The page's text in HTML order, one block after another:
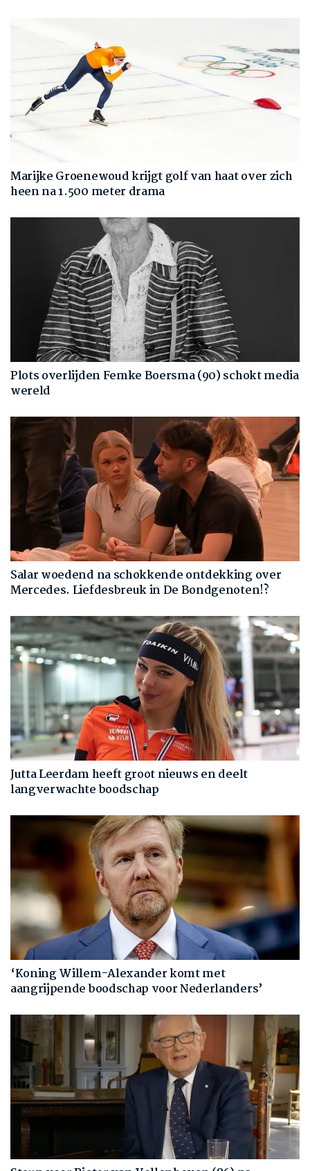
Marijke Groenewoud krijgt golf van haat over zich
heen na 1.500 meter drama
Plots overlijden Femke Boersma (90) schokt media
wereld
Salar woedend na schokkende ontdekking over
Mercedes. Liefdesbreuk in De Bondgenoten!?
Jutta Leerdam heeft groot nieuws en deelt
langverwachte boodschap
‘Koning Willem-Alexander komt met
aangrijpende boodschap voor Nederlanders’